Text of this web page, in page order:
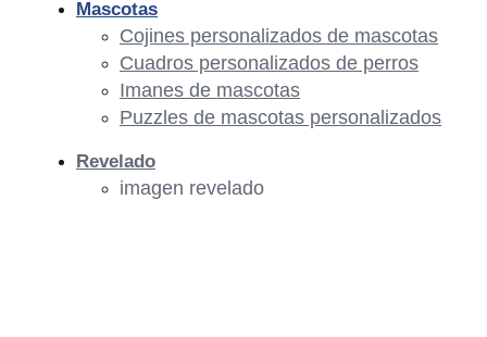
Mascotas
Cojines personalizados de mascotas
Cuadros personalizados de perros
Imanes de mascotas
Puzzles de mascotas personalizados
Revelado
imagen revelado